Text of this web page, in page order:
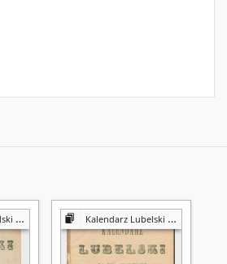
... Kalendarz Lubelski na Rok ...